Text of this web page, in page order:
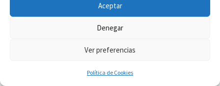
Aceptar
Denegar
Ver preferencias
Política de Cookies